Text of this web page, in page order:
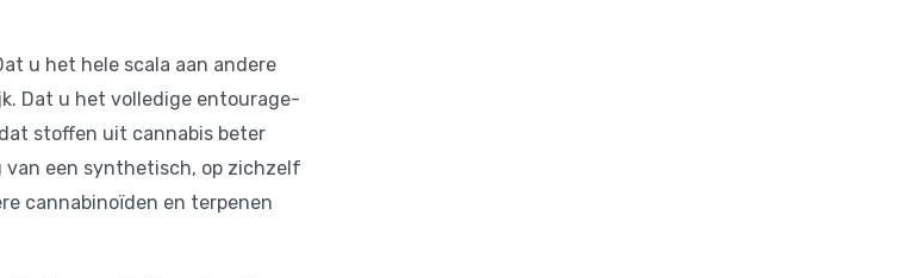
u het hele scala aan andere
Dat u het volledige entourage-
stoffen uit cannabis beter
van een synthetisch, op zichzelf
cannabinoïden en terpenen